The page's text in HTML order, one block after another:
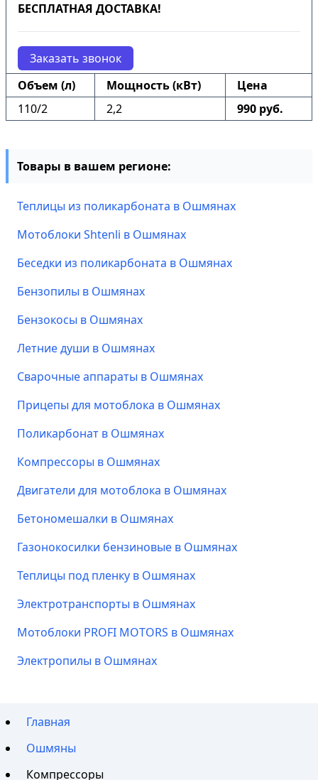
БЕСПЛАТНАЯ ДОСТАВКА!
Заказать звонок
Объем (л)
Мощность (кВт)
Цена
110/2
2,2 990 руб.
Товары в вашем регионе:
Теплицы из поликарбоната в Ошмянах
Мотоблоки Shtenli в Ошмянах
Беседки из поликарбоната в Ошмянах
Бензопилы в Ошмянах
Бензокосы в Ошмянах
Летние души в Ошмянах
Сварочные аппараты в Ошмянах
Прицепы для мотоблока в Ошмянах
Поликарбонат в Ошмянах
Компрессоры в Ошмянах
Двигатели для мотоблока в Ошмянах
Бетономешалки в Ошмянах
Газонокосилки бензиновые в Ошмянах
Теплицы под пленку в Ошмянах
Электротранспорты в Ошмянах
Мотоблоки PROFI MOTORS в Ошмянах
Электропилы в Ошмянах
Главная
Ошмяны
Компрессоры